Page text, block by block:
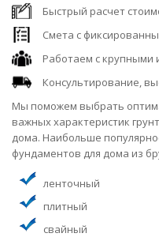
Быстрый расчет
Смета с
Работаем с крупными
Консультирование,
Мы поможем выбрать
важных характеристик
дома. Наибольше
фундаментов для дома из
ленточный
плитный
свайный